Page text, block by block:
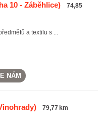
10 - Záběhlice)
74,85
a textilu s ...
NÁM
79,77 km